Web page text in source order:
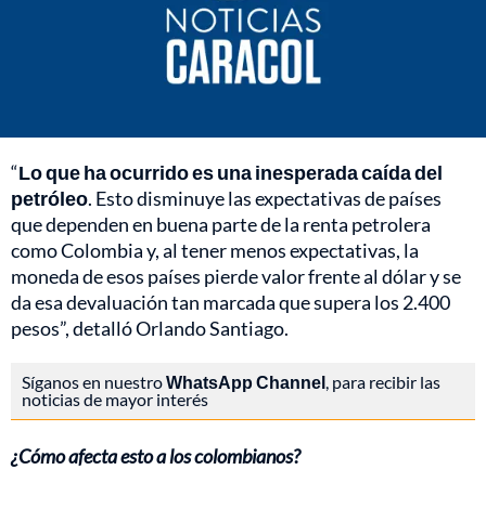
“Lo que ha ocurrido es una inesperada caída del
petróleo. Esto disminuye las expectativas de países
que dependen en buena parte de la renta petrolera
como Colombia y, al tener menos expectativas, la
moneda de esos países pierde valor frente al dólar y se
da esa devaluación tan marcada que supera los 2.400
pesos”, detalló Orlando Santiago.
Síganos en nuestroWhatsApp Channel, para recibir las
noticias de mayor interés
¿Cómo afecta esto a los colombianos?